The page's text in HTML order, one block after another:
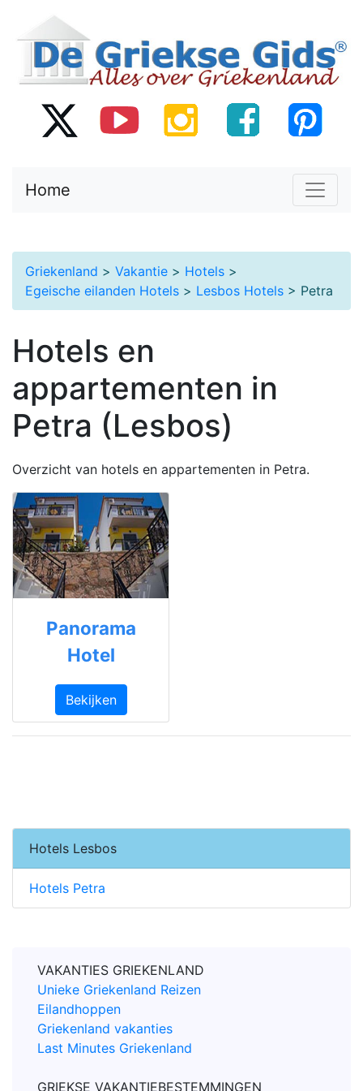
Home
Griekenland > Vakantie > Hotels >
Egeische eilanden Hotels > Lesbos Hotels > Petra
Hotels en
appartementen in
Petra (Lesbos)
Overzicht van hotels en appartementen in Petra.
Panorama
Hotel
Bekijken
Hotels Lesbos
Hotels Petra
VAKANTIES GRIEKENLAND
Unieke Griekenland Reizen
Eilandhoppen
Griekenland vakanties
Last Minutes Griekenland
GRIEKSE VAKANTIEBESTEMMINGEN